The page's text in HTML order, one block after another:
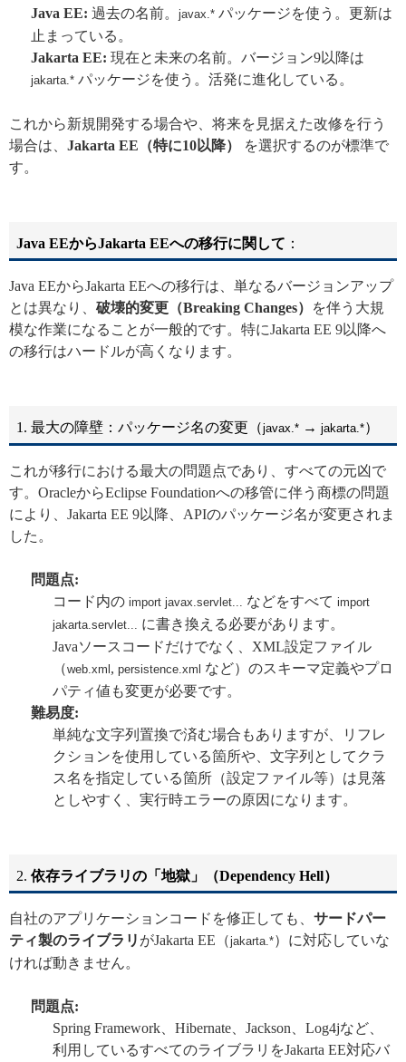
Java EE: 過去の名前。 javax.* パッケージを使う。更新は
止まっている。
Jakarta EE: 現在と未来の名前。バージョン9以降は
jakarta.* パッケージを使う。活発に進化している。
これから新規開発する場合や、将来を見据えた改修を行う
場合は、 Jakarta EE（特に10以降）
を選択するのが標準で
す。
Java EEからJakarta EEへの移行に関して ：
Java EEからJakarta EEへの移行は、単なるバージョンアップ
とは異なり、 破壊的変更（Breaking Changes）
を伴う大規
模な作業になることが一般的です。特にJakarta EE 9以降へ
の移行はハードルが高くなります。
1. 最大の障壁：パッケージ名の変更（javax.* → jakarta.*）
これが移行における最大の問題点であり、すべての元凶で
す。OracleからEclipse Foundationへの移管に伴う商標の問題
により、Jakarta EE 9以降、APIのパッケージ名が変更されま
した。
問題点:
コード内の import javax.servlet... などをすべて import
jakarta.servlet...
に書き換える必要があります。
Javaソースコードだけでなく、XML設定ファイル
（web.xml, persistence.xml など）のスキーマ定義やプロ
パティ値も変更が必要です。
難易度:
単純な文字列置換で済む場合もありますが、リフレ
クションを使用している箇所や、文字列としてクラ
ス名を指定している箇所（設定ファイル等）は見落
としやすく、実行時エラーの原因になります。
2. 依存ライブラリの「地獄」（Dependency Hell）
自社のアプリケーションコードを修正しても、 サードパー
ティ製のライブラリ がJakarta EE（jakarta.*）に対応していな
ければ動きません。
問題点:
Spring Framework、Hibernate、Jackson、Log4jなど、
利用しているすべてのライブラリをJakarta EE対応バ